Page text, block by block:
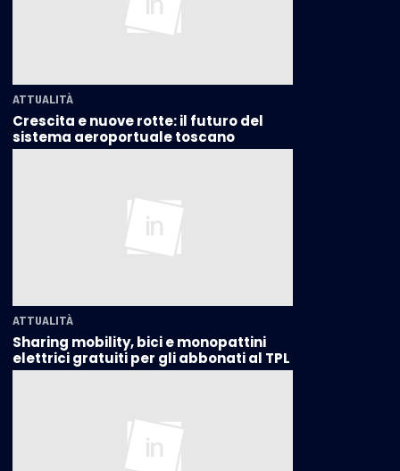
ATTUALITÀ
Crescita e nuove rotte: il futuro del
sistema aeroportuale toscano
ATTUALITÀ
Sharing mobility, bici e monopattini
elettrici gratuiti per gli abbonati al TPL